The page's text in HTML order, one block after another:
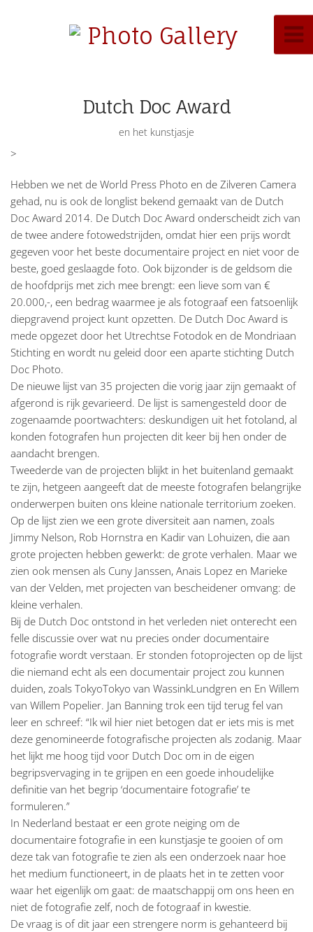
Dutch Doc Award
en het kunstjasje
>
Hebben we net de World Press Photo en de Zilveren Camera
gehad, nu is ook de longlist bekend gemaakt van de Dutch
Doc Award 2014. De Dutch Doc Award onderscheidt zich van
de twee andere fotowedstrijden, omdat hier een prijs wordt
gegeven voor het beste documentaire project en niet voor de
beste, goed geslaagde foto. Ook bijzonder is de geldsom die
de hoofdprijs met zich mee brengt: een lieve som van €
20.000,-, een bedrag waarmee je als fotograaf een fatsoenlijk
diepgravend project kunt opzetten. De Dutch Doc Award is
mede opgezet door het Utrechtse Fotodok en de Mondriaan
Stichting en wordt nu geleid door een aparte stichting Dutch
Doc Photo.
De nieuwe lijst van 35 projecten die vorig jaar zijn gemaakt of
afgerond is rijk gevarieerd. De lijst is samengesteld door de
zogenaamde poortwachters: deskundigen uit het fotoland, al
konden fotografen hun projecten dit keer bij hen onder de
aandacht brengen.
Tweederde van de projecten blijkt in het buitenland gemaakt
te zijn, hetgeen aangeeft dat de meeste fotografen belangrijke
onderwerpen buiten ons kleine nationale territorium zoeken.
Op de lijst zien we een grote diversiteit aan namen, zoals
Jimmy Nelson, Rob Hornstra en Kadir van Lohuizen, die aan
grote projecten hebben gewerkt: de grote verhalen. Maar we
zien ook mensen als Cuny Janssen, Anais Lopez en Marieke
van der Velden, met projecten van bescheidener omvang: de
kleine verhalen.
Bij de Dutch Doc ontstond in het verleden niet onterecht een
felle discussie over wat nu precies onder documentaire
fotografie wordt verstaan. Er stonden fotoprojecten op de lijst
die niemand echt als een documentair project zou kunnen
duiden, zoals TokyoTokyo van WassinkLundgren en En Willem
van Willem Popelier. Jan Banning trok een tijd terug fel van
leer en schreef: “Ik wil hier niet betogen dat er iets mis is met
deze genomineerde fotografische projecten als zodanig. Maar
het lijkt me hoog tijd voor Dutch Doc om in de eigen
begripsvervaging in te grijpen en een goede inhoudelijke
definitie van het begrip ‘documentaire fotografie’ te
formuleren.”
In Nederland bestaat er een grote neiging om de
documentaire fotografie in een kunstjasje te gooien of om
deze tak van fotografie te zien als een onderzoek naar hoe
het medium functioneert, in de plaats het in te zetten voor
waar het eigenlijk om gaat: de maatschappij om ons heen en
niet de fotografie zelf, noch de fotograaf in kwestie.
De vraag is of dit jaar een strengere norm is gehanteerd bij